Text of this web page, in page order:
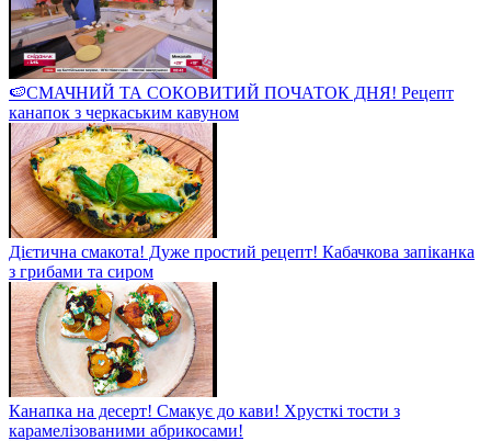
🍉СМАЧНИЙ ТА СОКОВИТИЙ ПОЧАТОК ДНЯ! Рецепт
канапок з черкаським кавуном
Дієтична смакота! Дуже простий рецепт! Кабачкова запіканка
з грибами та сиром
Канапка на десерт! Смакує до кави! Хрусткі тости з
карамелізованими абрикосами!